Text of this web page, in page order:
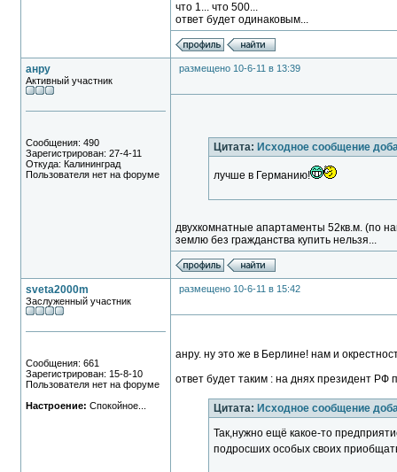
что 1... что 500...
ответ будет одинаковым...
анру
Активный участник
Сообщения: 490
Зарегистрирован: 27-4-11
Откуда: Калининград
Пользователя нет на форуме
размещено 10-6-11 в 13:39
Цитата: Исходное сообщение
лучше в Германию!
двухкомнатные апартаменты 52кв.м. (по
землю без гражданства купить нельзя...
sveta2000m
Заслуженный участник
Сообщения: 661
Зарегистрирован: 15-8-10
Пользователя нет на форуме
Настроение: Спокойное...
размещено 10-6-11 в 15:42
анру. ну это же в Берлине! нам и
ответ будет таким : на днях президент
Цитата: Исходное сообщение
Так,нужно ещё какое-то
подросших особых своих